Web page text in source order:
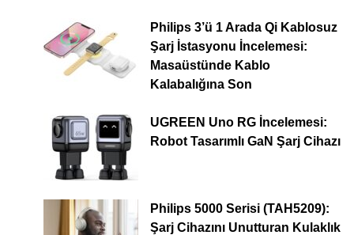
Philips 3’ü 1 Arada Qi Kablosuz
Şarj İstasyonu İncelemesi:
Masaüstünde Kablo
Kalabalığına Son
UGREEN Uno RG İncelemesi:
Robot Tasarımlı GaN Şarj Cihazı
Philips 5000 Serisi (TAH5209):
Şarj Cihazını Unutturan Kulaklık